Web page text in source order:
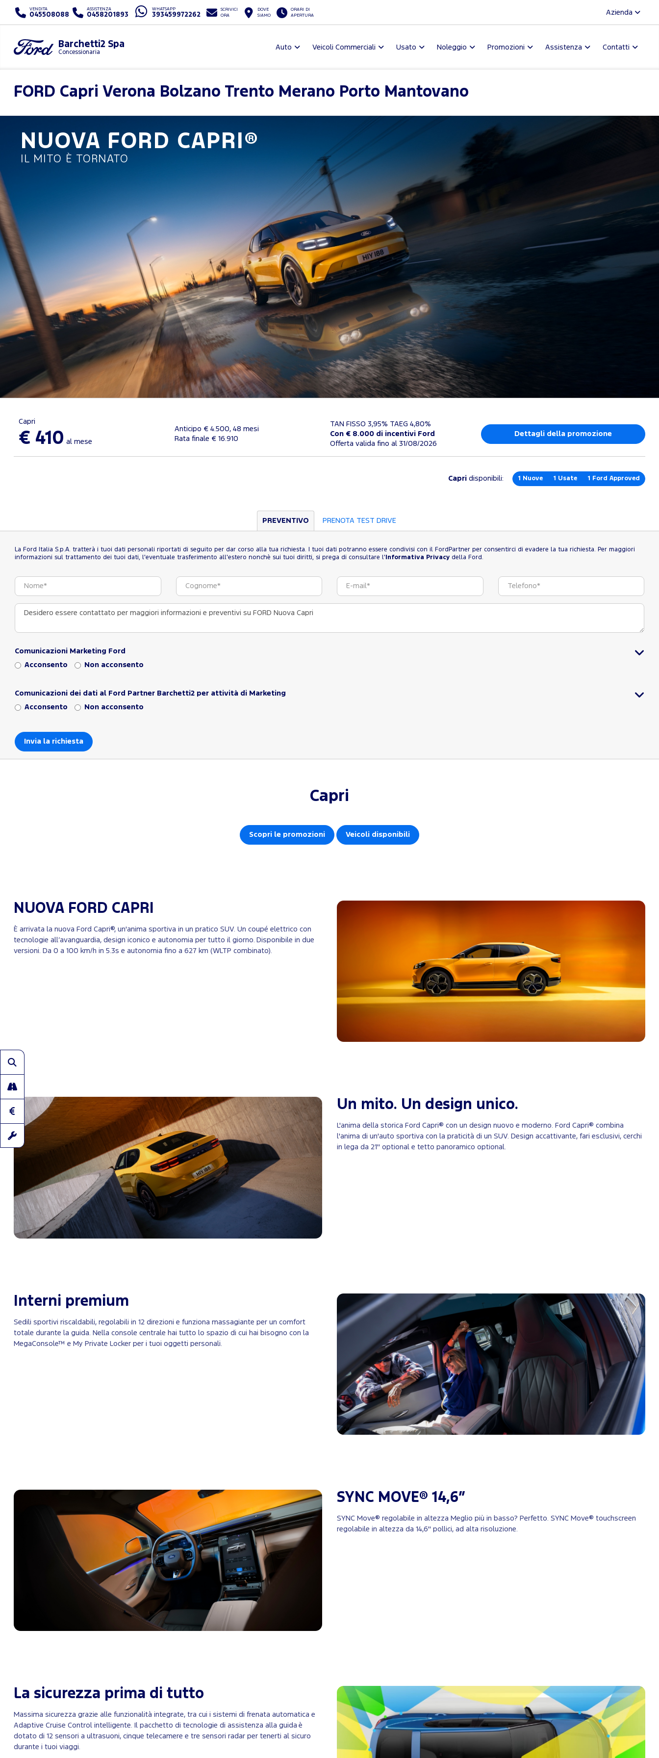
VENDITA
045508088
ASSISTENZA
0458201893
WHATSAPP
393459972262
SCRIVICI
ORA
DOVE
SIAMO
ORARI DI
APERTURA
Azienda
Barchetti2 Spa
Concessionaria
Auto Veicoli Commerciali Usato Noleggio Promozioni Assistenza Contatti
FORD Capri Verona Bolzano Trento Merano Porto Mantovano
NUOVA FORD CAPRI®
IL MITO È TORNATO
Capri
€ 410 al mese
Anticipo € 4.500, 48 mesi
Rata finale € 16.910
TAN FISSO 3,95% TAEG 4,80%
Con € 8.000 di incentivi Ford
Offerta valida fino al 31/08/2026
Dettagli della promozione
Capri disponibili: 1 Nuove 1 Usate 1 Ford Approved
PREVENTIVO PRENOTA TEST DRIVE
La Ford Italia S.p.A. tratterà i tuoi dati personali riportati di seguito per dar corso alla tua richiesta. I tuoi dati potranno essere condivisi con il FordPartner per consentirci di evadere la tua richiesta. Per maggiori
informazioni sul trattamento dei tuoi dati, l'eventuale trasferimento all'estero nonchè sui tuoi diritti, si prega di consultare l' Informativa Privacy della Ford.
Comunicazioni Marketing Ford
Acconsento Non acconsento
Comunicazioni dei dati al Ford Partner Barchetti2 per attività di Marketing
Acconsento Non acconsento
Capri
Scopri le promozioni Veicoli disponibili
NUOVA FORD CAPRI
È arrivata la nuova Ford Capri®, un'anima sportiva in un pratico SUV. Un coupé elettrico con
tecnologie all’avanguardia, design iconico e autonomia per tutto il giorno. Disponibile in due
versioni. Da 0 a 100 km/h in 5.3s e autonomia fino a 627 km (WLTP combinato).
Un mito. Un design unico.
L'anima della storica Ford Capri® con un design nuovo e moderno. Ford Capri® combina
l'anima di un'auto sportiva con la praticità di un SUV. Design accattivante, fari esclusivi, cerchi
in lega da 21" optional e tetto panoramico optional.
Interni premium
Sedili sportivi riscaldabili, regolabili in 12 direzioni e funziona massagiante per un comfort
totale durante la guida. Nella console centrale hai tutto lo spazio di cui hai bisogno con la
MegaConsole™ e My Private Locker per i tuoi oggetti personali.
SYNC MOVE® 14,6”
SYNC Move® regolabile in altezza Meglio più in basso? Perfetto. SYNC Move® touchscreen
regolabile in altezza da 14,6" pollici, ad alta risoluzione.
La sicurezza prima di tutto
Massima sicurezza grazie alle funzionalità integrate, tra cui i sistemi di frenata automatica e
Adaptive Cruise Control intelligente. Il pacchetto di tecnologie di assistenza alla guida è
dotato di 12 sensori a ultrasuoni, cinque telecamere e tre sensori radar per tenerti al sicuro
durante i tuoi viaggi.